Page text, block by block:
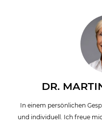
DR.
In einem persönlichen
und individuell. Ich freue